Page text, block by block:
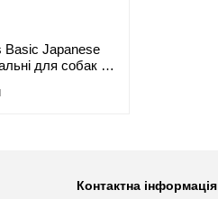
Basic Japanese
для собак і
Контактна інформація